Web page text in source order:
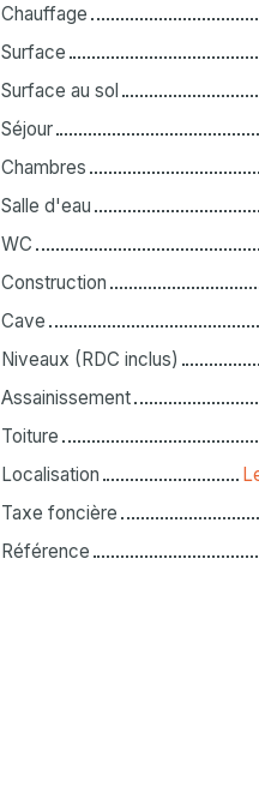
Chauffage
Surface
Surface au sol
Séjour
Chambres
Salle d'eau
WC
Construction
Cave
Niveaux (RDC inclus)
Assainissement
Toiture
Localisation
Taxe foncière
Référence